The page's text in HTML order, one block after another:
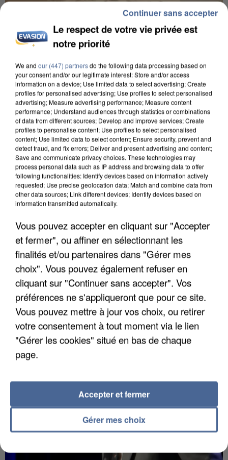
UNE TOURISTE DE L’OISE EMPORTÉE PAR UNE
COULÉE DE BOUE EN HAUTE-SAVOIE
LES DONNÉES DE 300 000 CLIENTS DÉROBÉES À
INTERMARCHÉ APRÈS UNE...
Le respect de votre vie privée est
notre priorité
We and our (447) partnersdo the following data processing based on
your consent and/or our legitimate interest: Store and/or access
information on a device; Use limited data to select advertising; Create
profiles for personalised advertising; Use profiles to select personalised
advertising; Measure advertising performance; Measure content
performance; Understand audiences through statistics or combinations
of data from different sources; Develop and improve services; Create
profiles to personalise content; Use profiles to select personalised
content; Use limited data to select content; Ensure security, prevent and
detect fraud, and fix errors; Deliver and present advertising and content;
Save and communicate privacy choices. These technologies may
process personal data such as IP address and browsing data to offer
following functionalities: Identify devices based on information actively
requested; Use precise geolocation data; Match and combine data from
other data sources; Link different devices; Identify devices based on
information transmitted automatically.
Vous pouvez accepter en cliquant sur "Accepter
et fermer", ou affiner en sélectionnant les
finalités et/ou partenaires dans "Gérer mes
choix". Vous pouvez également refuser en
cliquant sur "Continuer sans accepter". Vos
préférences ne s'appliqueront que pour ce site.
Vous pouvez mettre à jour vos choix, ou retirer
votre consentement à tout moment via le lien
"Gérer les cookies" situé en bas de chaque
page.
Gérer mes choix
Accepter et fermer
Continuer sans accepter